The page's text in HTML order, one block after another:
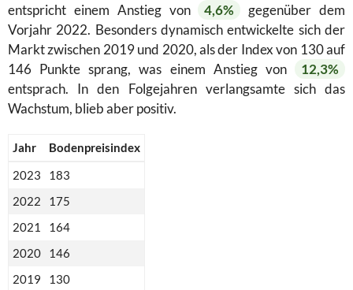
entspricht einem Anstieg von
4,6%
gegenüber dem
Vorjahr 2022. Besonders dynamisch entwickelte sich der
Markt zwischen 2019 und 2020, als der Index von 130 auf
146 Punkte sprang, was einem Anstieg von
12,3%
entsprach. In den Folgejahren verlangsamte sich das
Wachstum, blieb aber positiv.
Jahr
Bodenpreisindex
2023
183
2022
175
2021
164
2020
146
2019
130